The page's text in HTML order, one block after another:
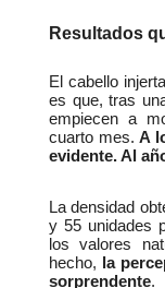
Resultados
El cabello
es que, tras
empiecen a
cuarto mes. A
evidente. Al
La densidad
y 55 unidades
los valores
hecho,
la
sorprendente.